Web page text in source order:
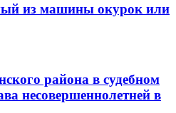
из машины окурок или
района в судебном
несовершеннолетней в